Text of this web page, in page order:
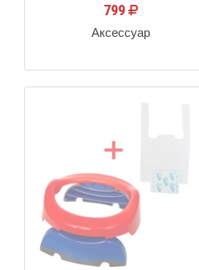
799
Аксессуар